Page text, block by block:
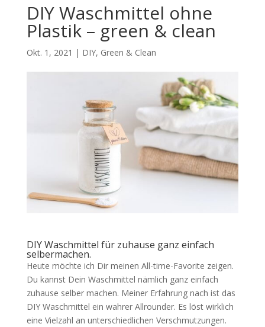
DIY Waschmittel ohne
Plastik – green & clean
Okt. 1, 2021 | DIY, Green & Clean
DIY Waschmittel für zuhause ganz einfach
selbermachen.
Heute möchte ich Dir meinen All-time-Favorite zeigen.
Du kannst Dein Waschmittel nämlich ganz einfach
zuhause selber machen. Meiner Erfahrung nach ist das
DIY Waschmittel ein wahrer Allrounder. Es löst wirklich
eine Vielzahl an unterschiedlichen Verschmutzungen.